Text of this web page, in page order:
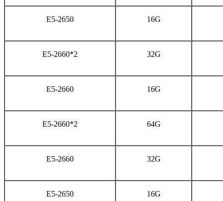
E5-2650 16G
E5-2660*2 32G
E5-2660 16G
E5-2660*2 64G
E5-2660 32G
E5-2650 16G